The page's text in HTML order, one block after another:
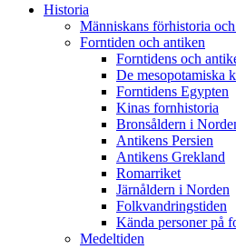
Historia
Människans förhistoria
Forntiden och antiken
Forntidens och
De mesopotamiska
Forntidens Egypten
Kinas fornhistoria
Bronsåldern i
Antikens Persien
Antikens Grekland
Romarriket
Järnåldern i Norden
Folkvandringstiden
Kända personer på
Medeltiden